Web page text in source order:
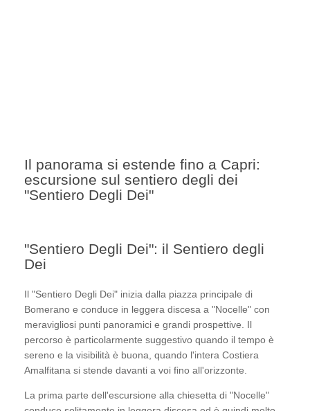
Il panorama si estende fino a Capri:
escursione sul sentiero degli dei
"Sentiero Degli Dei"
"Sentiero Degli Dei": il Sentiero degli
Dei
Il "Sentiero Degli Dei" inizia dalla piazza principale di
Bomerano e conduce in leggera discesa a "Nocelle" con
meravigliosi punti panoramici e grandi prospettive. Il
percorso è particolarmente suggestivo quando il tempo è
sereno e la visibilità è buona, quando l'intera Costiera
Amalfitana si stende davanti a voi fino all'orizzonte.
La prima parte dell'escursione alla chiesetta di "Nocelle"